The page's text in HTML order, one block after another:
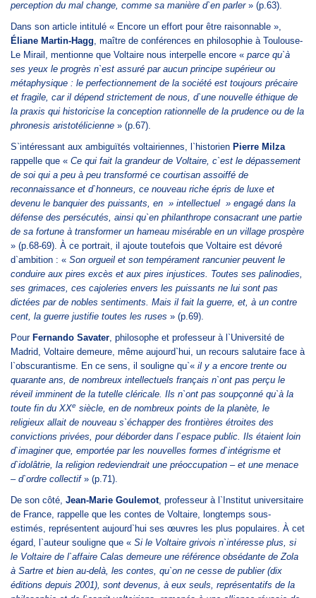
perception du mal change, comme sa manière d`en parler» (p.63).
Dans son article intitulé « Encore un effort pour être raisonnable »,
Éliane Martin-Hagg, maître de conférences en philosophie à Toulouse-
Le Mirail, mentionne que Voltaire nous interpelle encore « parce qu`à
ses yeux le progrès n`est assuré par aucun principe supérieur ou
métaphysique : le perfectionnement de la société est toujours précaire
et fragile, car il dépend strictement de nous, d`une nouvelle éthique de
la praxis qui historicise la conception rationnelle de la prudence ou de la
phronesis aristotélicienne » (p.67).
S`intéressant aux ambiguïtés voltairiennes, l`historien Pierre Milza
rappelle que « Ce qui fait la grandeur de Voltaire, c`est le dépassement
de soi qui a peu à peu transformé ce courtisan assoiffé de
reconnaissance et d`honneurs, ce nouveau riche épris de luxe et
devenu le banquier des puissants, en » intellectuel » engagé dans la
défense des persécutés, ainsi qu`en philanthrope consacrant une partie
de sa fortune à transformer un hameau misérable en un village prospère
» (p.68-69). À ce portrait, il ajoute toutefois que Voltaire est dévoré
d`ambition : « Son orgueil et son tempérament rancunier peuvent le
conduire aux pires excès et aux pires injustices. Toutes ses palinodies,
ses grimaces, ces cajoleries envers les puissants ne lui sont pas
dictées par de nobles sentiments. Mais il fait la guerre, et, à un contre
cent, la guerre justifie toutes les ruses » (p.69).
Pour Fernando Savater, philosophe et professeur à l`Université de
Madrid, Voltaire demeure, même aujourd`hui, un recours salutaire face à
l`obscurantisme. En ce sens, il souligne qu`« il y a encore trente ou
quarante ans, de nombreux intellectuels français n`ont pas perçu le
réveil imminent de la tutelle cléricale. Ils n`ont pas soupçonné qu`à la
toute fin du XXe siècle, en de nombreux points de la planète, le
religieux allait de nouveau s`échapper des frontières étroites des
convictions privées, pour déborder dans l`espace public. Ils étaient loin
d`imaginer que, emportée par les nouvelles formes d`intégrisme et
d`idolâtrie, la religion redeviendrait une préoccupation – et une menace
– d`ordre collectif» (p.71).
De son côté, Jean-Marie Goulemot, professeur à l`Institut universitaire
de France, rappelle que les contes de Voltaire, longtemps sous-
estimés, représentent aujourd`hui ses œuvres les plus populaires. À cet
égard, l`auteur souligne que « Si le Voltaire grivois n`intéresse plus, si
le Voltaire de l`affaire Calas demeure une référence obsédante de Zola
à Sartre et bien au-delà, les contes, qu`on ne cesse de publier (dix
éditions depuis 2001), sont devenus, à eux seuls, représentatifs de la